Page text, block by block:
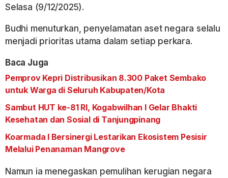
Selasa (9/12/2025).
Budhi menuturkan, penyelamatan aset negara selalu
menjadi prioritas utama dalam setiap perkara.
Baca Juga
Pemprov Kepri Distribusikan 8.300 Paket Sembako
untuk Warga di Seluruh Kabupaten/Kota
Sambut HUT ke-81 RI, Kogabwilhan I Gelar Bhakti
Kesehatan dan Sosial di Tanjungpinang
Koarmada I Bersinergi Lestarikan Ekosistem Pesisir
Melalui Penanaman Mangrove
Namun ia menegaskan pemulihan kerugian negara